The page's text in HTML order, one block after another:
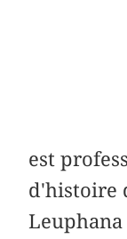
est
d'histoire